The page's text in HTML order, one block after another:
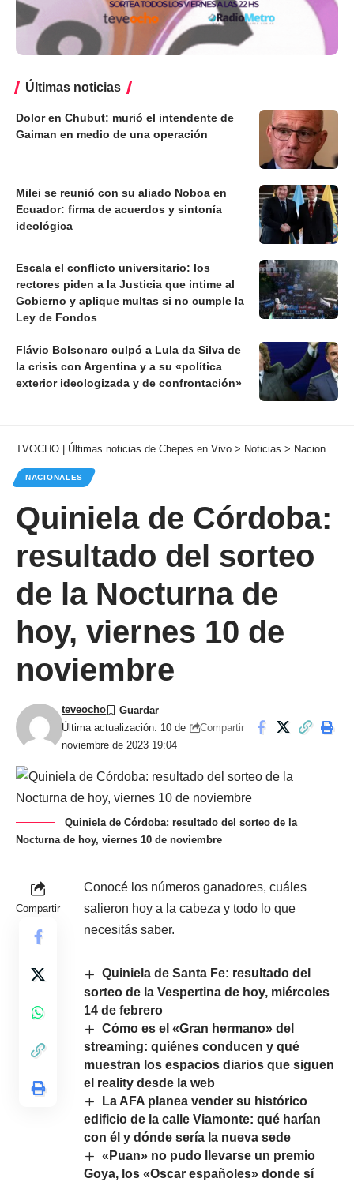
Últimas noticias
Dolor en Chubut: murió el intendente de
Gaiman en medio de una operación
Milei se reunió con su aliado Noboa en
Ecuador: firma de acuerdos y sintonía
ideológica
Escala el conflicto universitario: los
rectores piden a la Justicia que intime al
Gobierno y aplique multas si no cumple la
Ley de Fondos
Flávio Bolsonaro culpó a Lula da Silva de
la crisis con Argentina y a su «política
exterior ideologizada y de confrontación»
TVOCHO | Últimas noticias de Chepes en Vivo > Noticias > Nacionales
NACIONALES
Quiniela de Córdoba:
resultado del sorteo
de la Nocturna de
hoy, viernes 10 de
noviembre
Última actualización: 10 de
noviembre de 2023 19:04
teveocho
Compartir
Quiniela de Córdoba: resultado del sorteo de la
Nocturna de hoy, viernes 10 de noviembre
Compartir
Conocé los números ganadores, cuáles
salieron hoy a la cabeza y todo lo que
necesitás saber.
Quiniela de Santa Fe: resultado del
sorteo de la Vespertina de hoy, miércoles
14 de febrero
Cómo es el «Gran hermano» del
streaming: quiénes conducen y qué
muestran los espacios diarios que siguen
el reality desde la web
La AFA planea vender su histórico
edificio de la calle Viamonte: qué harían
con él y dónde sería la nueva sede
«Puan» no pudo llevarse un premio
Goya, los «Oscar españoles» donde sí